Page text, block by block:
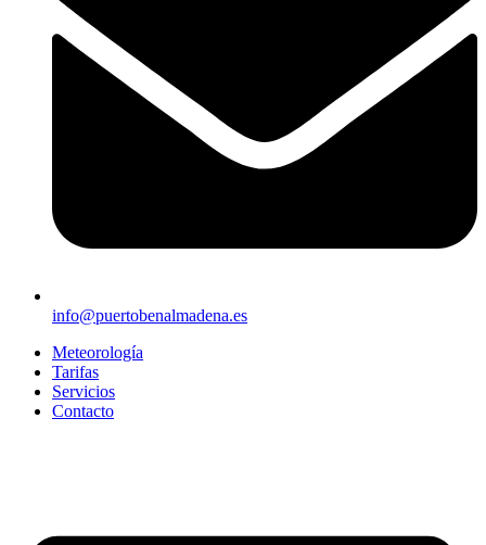
info@puertobenalmadena.es
Meteorología
Tarifas
Servicios
Contacto